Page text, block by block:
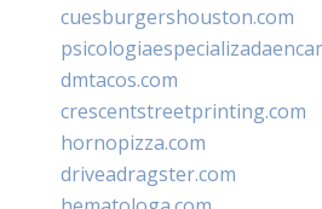
cuesburgershouston.com
dmtacos.com
crescentstreetprinting.com
hornopizza.com
driveadragster.com